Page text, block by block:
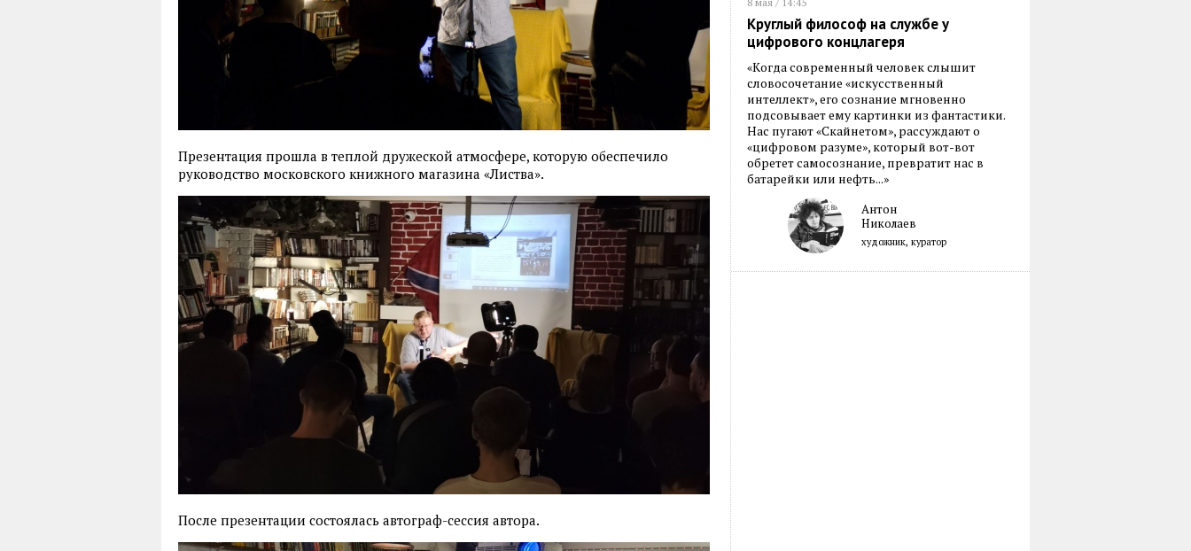
Презентация прошла в теплой дружеской атмосфере, которую обеспечило
руководство московского книжного магазина «Листва».
После презентации состоялась автограф-сессия автора.
Круглый философ на службе у
цифрового концлагеря
«Когда современный человек слышит
словосочетание «искусственный
интеллект», его сознание мгновенно
подсовывает ему картинки из фантастики.
Нас пугают «Скайнетом», рассуждают о
«цифровом разуме», который вот-вот
обретет самосознание, превратит нас в
батарейки или нефть...»
Антон
Николаев
художник, куратор